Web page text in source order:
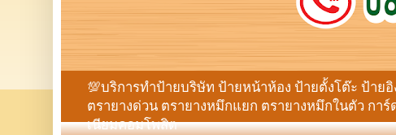
💯บริการทำป้ายบริษัท ป้ายหน้าห้อง ป้ายตั้งโต๊ะ ป้า
ตรายางด่วน ตรายางหมึกแยก ตรายางหมึกในตัว ก
เนียมคอมโพสิต